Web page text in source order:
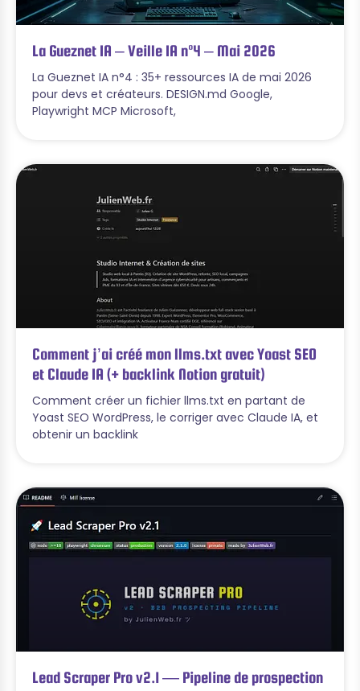
La Gueznet IA – Veille IA n°4 – Mai 2026
La Gueznet IA n°4 : 35+ ressources IA de mai 2026
pour devs et créateurs. DESIGN.md Google,
Playwright MCP Microsoft,
Comment j’ai créé mon llms.txt avec Yoast SEO
et Claude IA (+ backlink Notion gratuit)
Comment créer un fichier llms.txt en partant de
Yoast SEO WordPress, le corriger avec Claude IA, et
obtenir un backlink
Lead Scraper Pro v2.1 — Pipeline de prospection